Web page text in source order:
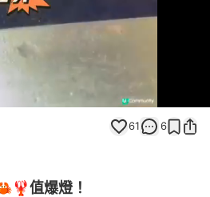
100.00%
61 6
值爆燈！